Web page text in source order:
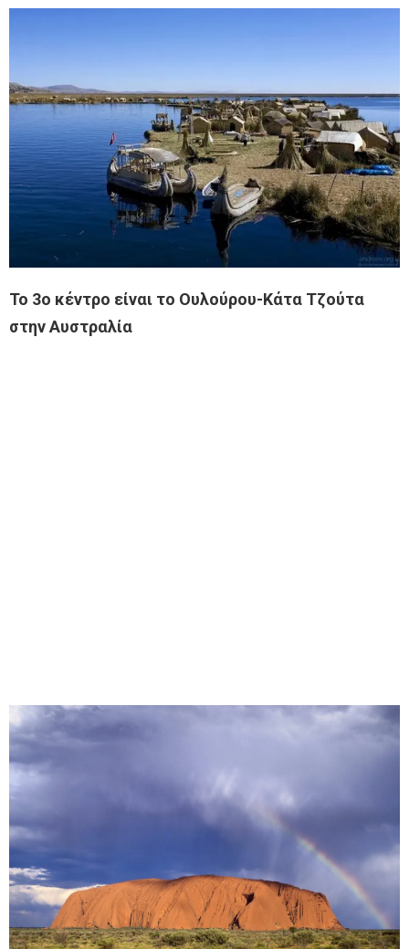
Το 3ο κέντρο είναι το Ουλούρου-Κάτα Τζούτα
στην Αυστραλία